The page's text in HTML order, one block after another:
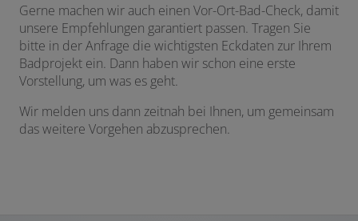
Gerne machen wir auch einen Vor-Ort-Bad-Check, damit
unsere Empfehlungen garantiert passen. Tragen Sie
bitte in der Anfrage die wichtigsten Eckdaten zur Ihrem
Badprojekt ein. Dann haben wir schon eine erste
Vorstellung, um was es geht.
Wir melden uns dann zeitnah bei Ihnen, um gemeinsam
das weitere Vorgehen abzusprechen.